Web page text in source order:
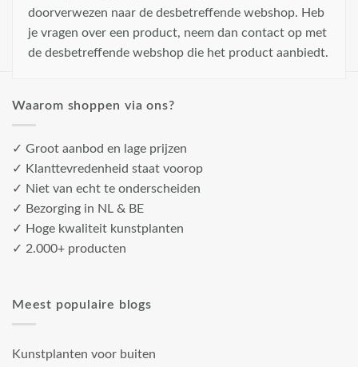
doorverwezen naar de desbetreffende webshop. Heb
je vragen over een product, neem dan contact op met
de desbetreffende webshop die het product aanbiedt.
Waarom shoppen via ons?
✓ Groot aanbod en lage prijzen
✓ Klanttevredenheid staat voorop
✓ Niet van echt te onderscheiden
✓ Bezorging in NL & BE
✓ Hoge kwaliteit kunstplanten
✓ 2.000+ producten
Meest populaire blogs
Kunstplanten voor buiten